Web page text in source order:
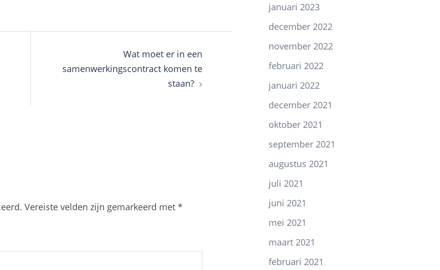
Wat moet er in een
samenwerkingscontract komen te
staan?
Vereiste velden zijn gemarkeerd met *
januari 2023
december 2022
november 2022
februari 2022
januari 2022
december 2021
oktober 2021
september 2021
augustus 2021
juli 2021
juni 2021
mei 2021
maart 2021
februari 2021